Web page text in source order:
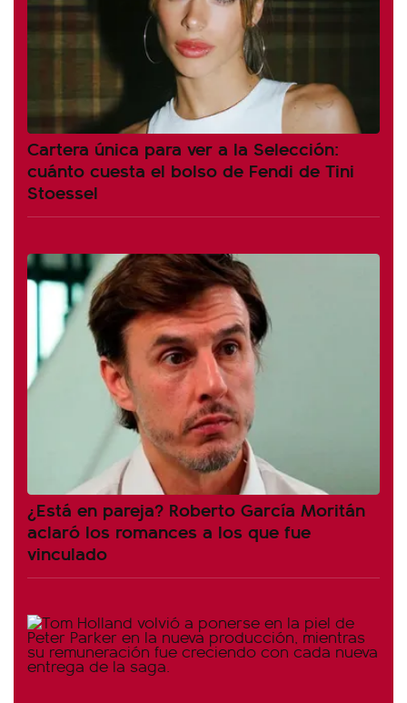
Cartera única para ver a la Selección:
cuánto cuesta el bolso de Fendi de Tini
Stoessel
¿Está en pareja? Roberto García Moritán
aclaró los romances a los que fue
vinculado